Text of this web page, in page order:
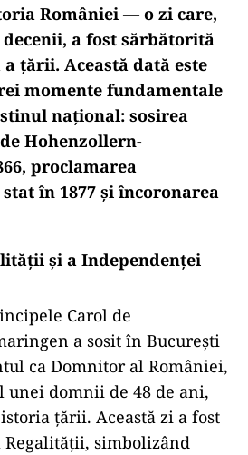
României — o zi care,
a fost sărbătorită
țării. Această dată este
momente fundamentale
național: sosirea
Hohenzollern-
proclamarea
în 1877 și încoronarea
și a Independenței
Carol de
a sosit în București
ca Domnitor al României,
unei domnii de 48 de ani,
țării. Această zi a fost
Regalității, simbolizând